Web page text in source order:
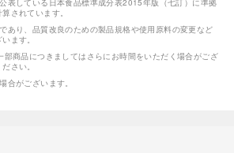
表している日本食品標準成分表2015年版（七訂）に準拠
されています。
あり、品質改良のための製品規格や使用原料の変更など
ます。
商品につきましてはさらにお時間をいただく場合がござ
さい。
合がございます。